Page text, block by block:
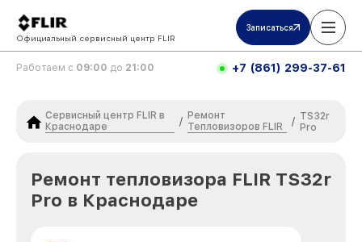
Официальный сервисный центр FLIR
Записаться
Работаем с 09:00 до 21:00 +7 (861) 299-37-61
Сервисный центр FLIR в
Краснодаре
/
Ремонт
Тепловизоров FLIR
/ TS32r
Pro
Ремонт тепловизора FLIR TS32r
Pro в Краснодаре